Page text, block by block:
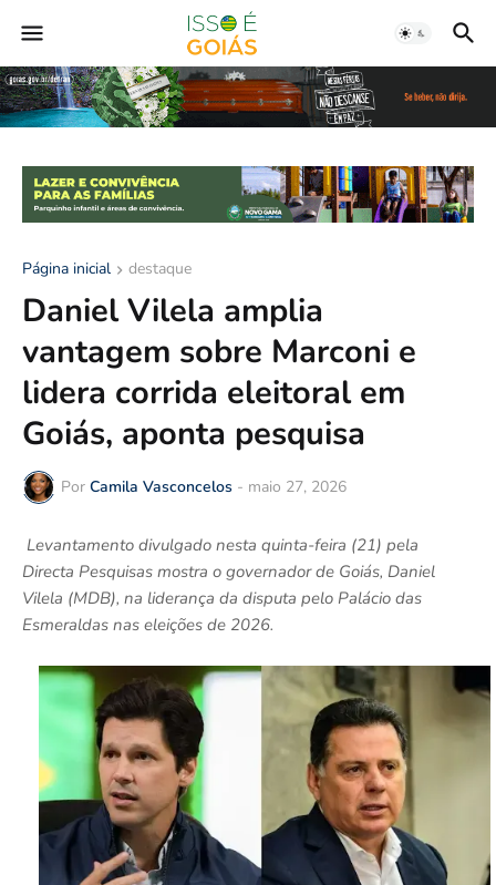
Página inicial destaque
Daniel Vilela amplia
vantagem sobre Marconi e
lidera corrida eleitoral em
Goiás, aponta pesquisa
Por Camila Vasconcelos - maio 27, 2026
Levantamento divulgado nesta quinta-feira (21) pela
Directa Pesquisas mostra o governador de Goiás, Daniel
Vilela (MDB), na liderança da disputa pelo Palácio das
Esmeraldas nas eleições de 2026.